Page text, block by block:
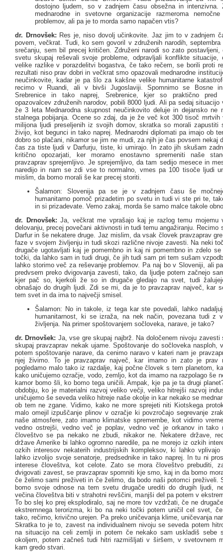
dostojno ljudem, so v zadnjem času obsežna in
mednarodne in svetovne organizacije razmeroma
problemov, ali pa je to morda samo napačen vtis?
dr. Drnovšek: Res je, niso dovolj učinkovite. Jaz jim to v zadnjem
povem, večkrat. Tudi, ko sem govoril v združenih narodih, septembra
srečanju, sem bil precej kritičen. Združeni narodi so zato postavljeni,
svetu skupaj reševali svoje probleme, odpravljali konflikte situacije,
velike razlike v porazdelitvi bogastva, če tako rečem, se borili proti
rezultati niso prav dobri in večkrat smo opazovali mednarodne
neučinkovite, kadar je pa šlo za kakšne velike humanitarne
recimo v Ruandi, ali v bivši Jugoslaviji. Spomnimo se Bosne in
Srebrenice in tako naprej, Srebrenice, kjer so praktično pred
opazovalcev združenih narodov, pobili 8000 ljudi. Ali pa sedaj situacijo
že 3 leta Mednarodna skupnost neučinkovito deluje in dejansko ne
stalnega pobijanja. Ocene so zdaj, da je že več kot 300 tisoč mrtvih
milijona ljudi preseljenih iz svojih domov, skratka so morali zapustiti
živijo, kot begunci in tako naprej. Mednarodni diplomati pa imajo ob
dobro so plačani, nikamor se jim ne mudi, za njih je čas povsem nekaj
čas za tiste ljudi v Darfurju, tiste, ki umirajo. In zato jih skušam
kritično opozarjati, ker moramo enostavno spremeniti naše
pravzaprav sprejemljivo. Je sprejemljivo, da tam sedijo mesece in
naredijo in nam se zdi vse to normalno, vmes pa 100 tisoče ljudi
mislim, da bomo morali še kar precej storiti.
Šalamon: Slovenija pa se je v zadnjem času še
humanitarno pomoč prizadetim po svetu in tudi vi ste pri te,
in si prizadevate. Vemo zakaj, morda še samo malce takole
dr. Drnovšek:Ja, večkrat me vprašajo kaj je razlog temu mojemu
delovanju, precej povečani aktivnosti in tudi temu angažiranju. Recimo
Darfur in še nekatere druge. Jaz mislim, da vsak človek pravzaprav
faze v svojem življenju in tudi skozi različne nivoje zavesti. Na neki
drugače ugotavljati kaj je pomembno in kaj ni pomembno in zdelo
točki, da lahko sam in tudi drugi, če jih tudi sam pri tem sušam
lahko storimo več za reševanje problemov. Pa naj bo v Sloveniji, ali
predvsem preko dvigovanja zavesti, tako, da ljudje potem začnejo
kjer pač so, kjerkoli že so in drugače gledajo na svet, tudi
obnašajo do drugih ljudi. Zdi se mi, da je to pravzaprav največ, kar
tem svet in da ima to največji smisel.
Šalamon: No in takole, iz tega kar ste povedali, lahko
humanitarnost, ki se izraža, na nek način, povezana tudi z
življenja. Na primer spoštovanjem sočloveka, narave, je tako?
dr. Drnovšek: Ja, vse gre skupaj najbrž. Na določenem nivoju zavesti
skupaj pravzaprav nekak ujame. Spoštovanje do sočloveka nasploh,
potem spoštovanje narave, da cenimo naravo v kateri nam je
njej živimo. To je pravzaprav največ, kar imamo in zato je prav
pogledamo malo tako iz razdalje, kaj počne človek s tem planetom,
kako uničujemo ozračje, vodo, zemljo, kot da imamo na razpolago še
kamor bomo šli, ko bomo tega uničili. Ampak, kje pa je ta drugi
obdobju, ko je materialni razvoj veliko večji, veliko hitrejši razvoj
uničujemo še seveda veliko hitreje naše okolje in kar nekako se
ob tem ne zgane. Vidimo, kako ne more sprejeti niti Kiotskega
malo omejil izpuščanje plinov v ozračje ki povzročajo segrevanje
naše atmosfere, zato imamo klimatske spremembe, kot vidimo
vedno ostrejši, vedno več je poplav, vedno več je orkanov in tako
človeštvo se pa nekako ne zbudi, nikakor ne. Nekatere države,
države Amerike bi lahko ogromno naredile, pa ne morejo iz ozkih
ozkih interesov nekaterih industrijskih kompleksov, ki lahko
lahko izvolijo svoje senatorje, predsednike in tako naprej. In tu ni
interese človeštva, kot celote. Zato se mora človeštvo prebuditi,
dvigovati zavest, se pravzaprav spomniti kje smo, kaj in da bomo
če želimo sami preživeti in če želimo, da bodo naši potomci preživeli.
bomo svoje odnose na tem svetu drugače urediti do drugih ljudi,
večina človeštva biti v strahotni revščini, manjši del pa potem v
To bo slej ko prej eksplodiralo, saj ne more tov vzdržati, če ne
ekstremnega terorizma, ki bo na neki točki potem uničil cel svet,
tako, rečimo, krivično urejen. Pa preko uničevanja klime, uničevanja
Skratka to je to, zavest na individualnem nivoju se seveda potem
na situacijo na celi zemlji in potem če nekako sam uskladiš sebe
okoljem, potem začneš tudi hitri razmišljati v širšem, v svetovnem
kam gredo stvari.